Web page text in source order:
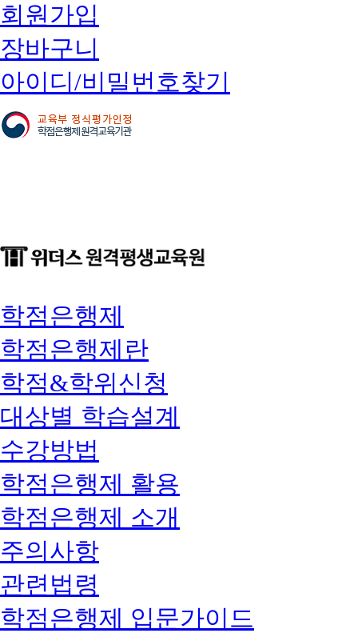
회원가입
장바구니
아이디/비밀번호찾기
학점은행제
학점은행제란
학점&학위신청
대상별 학습설계
수강방법
학점은행제 활용
학점은행제 소개
주의사항
관련법령
학점은행제 입문가이드